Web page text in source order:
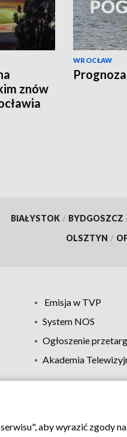
znów
WROCŁAW
BIAŁYSTOK / BYDGOSZCZ
OLSZTYN /
Emisja w TVP
System NOS
Ogłoszenie
Akademia
Regulamin TVP
aby wyrazić zgody